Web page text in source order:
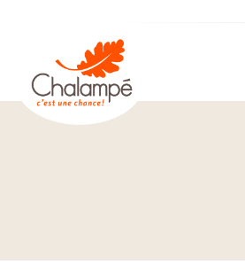
Mairie de Chalampé C'est une chance !